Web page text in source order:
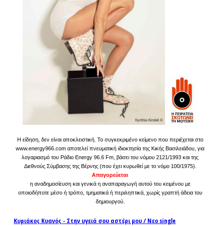
Η είδηση, δεν είναι αποκλειστική. Το συγκεκριμένο κείμενο που περιέχεται στο
www.energy966.com αποτελεί πνευματική ιδιοκτησία της Κικής Βασιλειάδου, για
λογαριασμό του Ράδιο Energy 96.6 Fm, βάσει του νόμου 2121/1993 και της
Διεθνούς Σύμβασης της Βέρνης (που έχει κυρωθεί με το νόμο 100/1975).
Απαγορεύεται
η αναδημοσίευση και γενικά η αναπαραγωγή αυτού του κειμένου με
οποιοδήποτε μέσο ή τρόπο, τμηματικά ή περιληπτικά, χωρίς γραπτή άδεια του
δημιουργού.
Κυριάκος Κυανός - Στην υγειά σου αστέρι μου / Νεο single